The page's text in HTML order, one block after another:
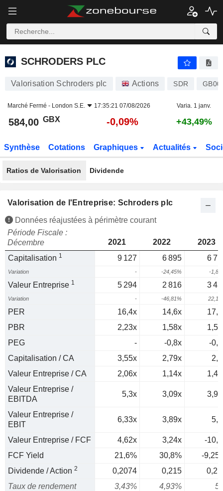
SCHRODERS PLC
SCHRODERS PLC
Valorisation Schroders plc Actions SDR
Marché Fermé - London S.E. 17:35:21 07/08/2026 Varia. 1 janv.
584,00 GBX -0,09% +43,49%
Synthèse Cotations Graphiques Actualités
Ratios de Valorisation Dividende
Valorisation de l'Entreprise: Schroders plc
Données réajustées à périmètre courant
Période Fiscale :
Décembre
2021 2022
2023
Capitalisation 1 9 127 6 895 6
Variation - -24,45% -
Valeur Entreprise 1 5 294 2 816 3
Variation - -46,81%
PER 16,4x 14,6x
PBR
2,23x 1,58x
PEG
- -0,8x
-
Capitalisation / CA
3,55x 2,79x
Valeur Entreprise / CA
2,06x 1,14x
Valeur Entreprise /
EBITDA
5,3x 3,09x
Valeur Entreprise /
EBIT
6,33x 3,89x
Valeur Entreprise / FCF 4,62x 3,24x
-
FCF Yield
21,6% 30,8%
-
Dividende / Action 2 0,2074 0,215
Taux de rendement
3,43% 4,93%